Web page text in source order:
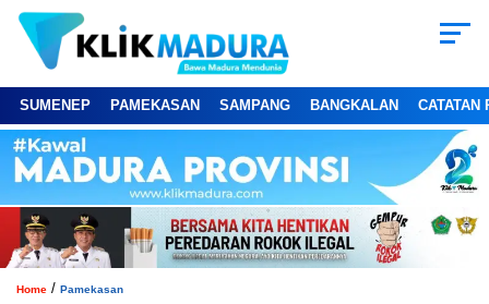
SUMENEP PAMEKASAN SAMPANG BANGKALAN CATATAN
Home / Pamekasan